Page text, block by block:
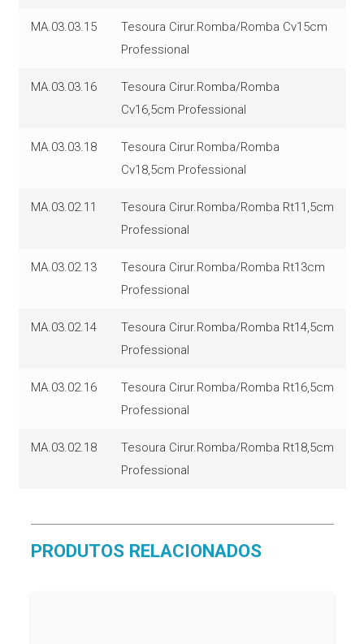
MA.03.03.15
Tesoura Cirur.Romba/Romba Cv15cm
Professional
MA.03.03.16
Tesoura Cirur.Romba/Romba
Cv16,5cm Professional
MA.03.03.18
Tesoura Cirur.Romba/Romba
Cv18,5cm Professional
MA.03.02.11
Tesoura Cirur.Romba/Romba Rt11,5cm
Professional
MA.03.02.13
Tesoura Cirur.Romba/Romba Rt13cm
Professional
MA.03.02.14
Tesoura Cirur.Romba/Romba Rt14,5cm
Professional
MA.03.02.16
Tesoura Cirur.Romba/Romba Rt16,5cm
Professional
MA.03.02.18
Tesoura Cirur.Romba/Romba Rt18,5cm
Professional
PRODUTOS RELACIONADOS